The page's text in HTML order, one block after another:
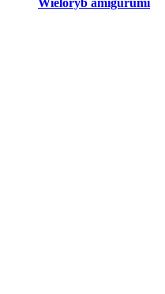
Wieloryb amigurumi